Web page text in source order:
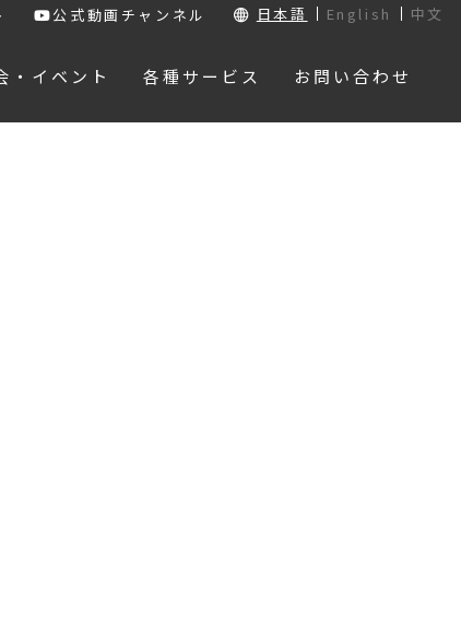
公式動画チャンネル 日本語 English 中文
・イベント 各種サービス お問い合わせ